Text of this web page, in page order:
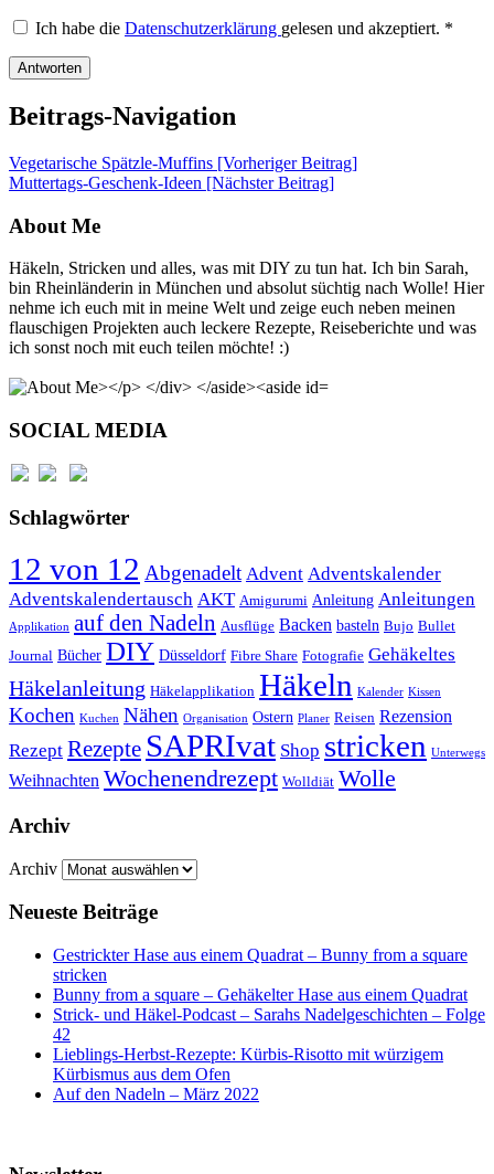
Ich habe die Datenschutzerklärung gelesen und akzeptiert. *
Beitrags-Navigation
Vegetarische Spätzle-Muffins [Vorheriger Beitrag]
Muttertags-Geschenk-Ideen [Nächster Beitrag]
About Me
Häkeln, Stricken und alles, was mit DIY zu tun hat. Ich bin Sarah,
bin Rheinländerin in München und absolut süchtig nach Wolle! Hier
nehme ich euch mit in meine Welt und zeige euch neben meinen
flauschigen Projekten auch leckere Rezepte, Reiseberichte und was
ich sonst noch mit euch teilen möchte! :)
SOCIAL MEDIA
Schlagwörter
12 von 12 Abgenadelt Advent Adventskalender
Adventskalendertausch AKT Amigurumi Anleitung Anleitungen
Applikation auf den Nadeln Ausflüge Backen basteln Bujo Bullet
Journal Bücher DIY Düsseldorf Fibre Share Fotografie Gehäkeltes
Häkelanleitung Häkelapplikation Häkeln Kalender Kissen
Kochen Kuchen Nähen Organisation Ostern Planer Reisen Rezension
Rezept Rezepte SAPRIvat Shop stricken Unterwegs
Weihnachten Wochenendrezept Wolldiät Wolle
Archiv
Archiv
Neueste Beiträge
Gestrickter Hase aus einem Quadrat – Bunny from a square
stricken
Bunny from a square – Gehäkelter Hase aus einem Quadrat
Strick- und Häkel-Podcast – Sarahs Nadelgeschichten – Folge
42
Lieblings-Herbst-Rezepte: Kürbis-Risotto mit würzigem
Kürbismus aus dem Ofen
Auf den Nadeln – März 2022